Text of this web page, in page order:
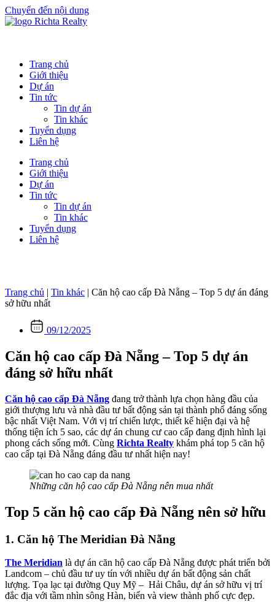
Chuyển đến nội dung
Trang chủ
Giới thiệu
Dự án
Tin tức
Tin dự án
Tin khác
Tuyển dụng
Liên hệ
Trang chủ
Giới thiệu
Dự án
Tin tức
Tin dự án
Tin khác
Tuyển dụng
Liên hệ
Trang chủ | Tin khác | Căn hộ cao cấp Đà Nẵng – Top 5 dự án đáng
sở hữu nhất
09/12/2025
Căn hộ cao cấp Đà Nẵng – Top 5 dự án
đáng sở hữu nhất
Căn hộ cao cấp Đà Nẵng đang trở thành lựa chọn hàng đầu của
giới thượng lưu và nhà đầu tư bất động sản tại thành phố đáng sống
bậc nhất Việt Nam. Với vị trí chiến lược, thiết kế hiện đại và hệ
thống tiện ích 5 sao, các dự án chung cư cao cấp đang định hình lại
phong cách sống mới. Cùng Richta Realty khám phá top 5 căn hộ
cao cấp tại Đà Nẵng đáng đầu tư nhất hiện nay!
Những căn hộ cao cấp Đà Nẵng nên mua nhất
Top 5 căn hộ cao cấp Đà Nẵng nên sở hữu
1. Căn hộ The Meridian Đà Nẵng
The Meridian là dự án căn hộ cao cấp Đà Nẵng được phát triển bởi
Landcom – chủ đầu tư uy tín với nhiều dự án bất động sản chất
lượng. Tọa lạc tại đường Quy Mỹ – Hải Châu, dự án sở hữu vị trí
đắc địa với tầm nhìn sông Hàn, biển và view thành phố cực đẹp.